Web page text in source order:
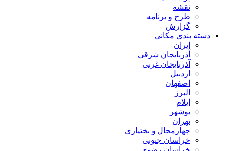
نقشه
طرح و برنامه
گزارش
دسته بندی مکانی
ایران
آذربایجان شرقی
آذربایجان غربی
اردبیل
اصفهان
البرز
ایلام
بوشهر
تهران
چهارمحال و بختیاری
خراسان جنوبی
خراسان رضوی